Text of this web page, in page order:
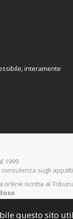
questo sito
interamente
1999
sugli appalti
online iscritta al